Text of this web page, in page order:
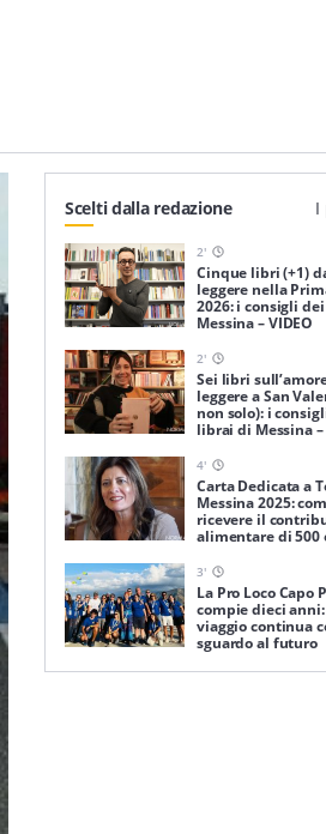
Scelti dalla redazione I
2'
Cinque libri (+1)
leggere nella
2026: i consigli
Messina – VIDEO
2'
Sei libri
leggere a San
non solo): i
librai di Messina –
4'
Carta Dedicata a
Messina 2025:
ricevere il
alimentare di 500
3'
La Pro Loco Capo
compie dieci
viaggio continua
sguardo al futuro